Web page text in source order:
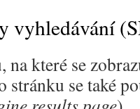
vyhledávání
na které se
stránku se také